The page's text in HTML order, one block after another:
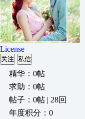
License
关注 私信
精华：0帖
求助：0帖
帖子：0帖 | 28回
年度积分：0